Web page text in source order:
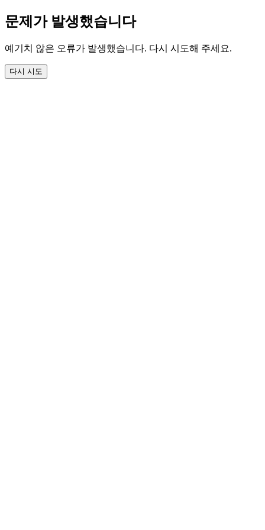
문제가 발생했습니다
예기치 않은 오류가 발생했습니다. 다시 시도해 주세요.
다시 시도